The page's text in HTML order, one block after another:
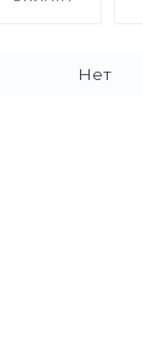
Нет